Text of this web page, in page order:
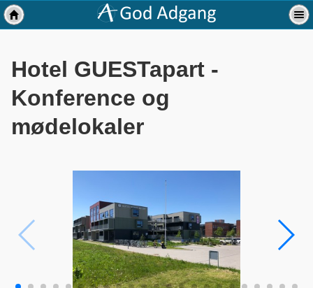
Hotel GUESTapart -
Konference og
mødelokaler